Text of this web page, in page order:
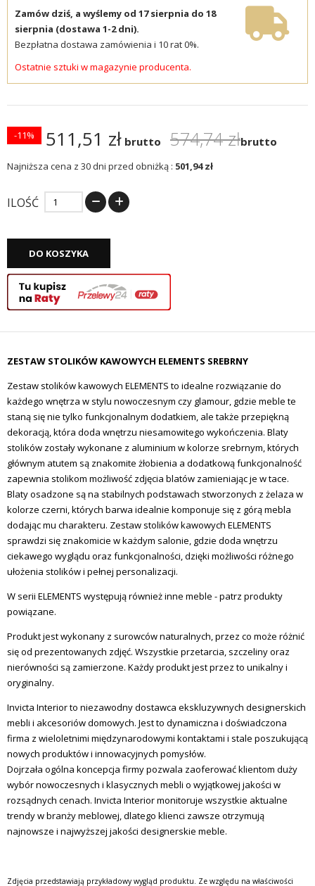
Zamów dziś, a wyślemy od 17 sierpnia do 18
sierpnia (dostawa 1-2 dni).
Bezpłatna dostawa zamówienia i 10 rat 0%.
Ostatnie sztuki w magazynie producenta.
511,51 zł brutto 574,74 złbrutto
-11%
Najniższa cena z 30 dni przed obniżką : 501,94 zł
ILOŚĆ
DO KOSZYKA
ZESTAW STOLIKÓW KAWOWYCH ELEMENTS SREBRNY
Zestaw stolików kawowych ELEMENTS to idealne rozwiązanie do
każdego wnętrza w stylu nowoczesnym czy glamour, gdzie meble te
staną się nie tylko funkcjonalnym dodatkiem, ale także przepiękną
dekoracją, która doda wnętrzu niesamowitego wykończenia. Blaty
stolików zostały wykonane z aluminium w kolorze srebrnym, których
głównym atutem są znakomite żłobienia a dodatkową funkcjonalność
zapewnia stolikom możliwość zdjęcia blatów zamieniając je w tace.
Blaty osadzone są na stabilnych podstawach stworzonych z żelaza w
kolorze czerni, których barwa idealnie komponuje się z górą mebla
dodając mu charakteru. Zestaw stolików kawowych ELEMENTS
sprawdzi się znakomicie w każdym salonie, gdzie doda wnętrzu
ciekawego wyglądu oraz funkcjonalności, dzięki możliwości różnego
ułożenia stolików i pełnej personalizacji.
W serii ELEMENTS występują również inne meble - patrz produkty
powiązane.
Produkt jest wykonany z surowców naturalnych, przez co może różnić
się od prezentowanych zdjęć. Wszystkie przetarcia, szczeliny oraz
nierówności są zamierzone. Każdy produkt jest przez to unikalny i
oryginalny.
Invicta Interiorto niezawodny dostawca ekskluzywnych designerskich
mebli i akcesoriów domowych. Jest to dynamiczna i doświadczona
firma z wieloletnimi międzynarodowymi kontaktami i stale poszukującą
nowych produktów i innowacyjnych pomysłów.
Dojrzała ogólna koncepcja firmy pozwala zaoferować klientom duży
wybór nowoczesnych i klasycznych mebli o wyjątkowej jakości w
rozsądnych cenach. Invicta Interior monitoruje wszystkie aktualne
trendy w branży meblowej, dlatego klienci zawsze otrzymują
najnowsze i najwyższej jakości designerskie meble.
Zdjęcia przedstawiają przykładowy wygląd produktu. Ze względu na właściwości